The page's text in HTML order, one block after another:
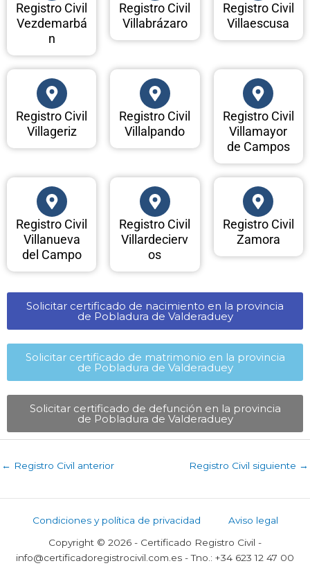
Registro Civil
Vezdemarbá
n
Registro Civil
Villabrázaro
Registro Civil
Villaescusa
Registro Civil
Villageriz
Registro Civil
Villalpando
Registro Civil
Villamayor
de Campos
Registro Civil
Villanueva
del Campo
Registro Civil
Villardecierv
os
Registro Civil
Zamora
Solicitar certificado de nacimiento en la provincia
de Pobladura de Valderaduey​
Solicitar certificado de matrimonio en la provincia
de Pobladura de Valderaduey​
Solicitar certificado de defunción en la provincia
de Pobladura de Valderaduey​
← Registro Civil anterior Registro Civil siguiente →
Condiciones y política de privacidad
Aviso legal
Copyright © 2026 - Certificado Registro Civil -
info@certificadoregistrocivil.com.es - Tno.: +34 623 12 47 00